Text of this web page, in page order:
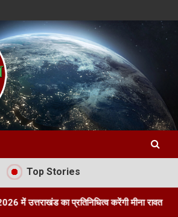
News
Top Stories
प्रतिनिधित्व करेंगी मीना रावत तीन